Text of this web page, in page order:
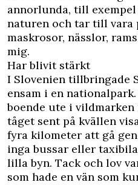
annorlunda, till exempel
naturen och tar till vara
maskrosor, nässlor,
mig.
Har blivit stärkt
I Slovenien tillbringade
ensam i en
boende ute i vildmarken
tåget sent på kvällen
fyra kilometer att gå
inga bussar eller
lilla byn. Tack och lov
som hade en vän som